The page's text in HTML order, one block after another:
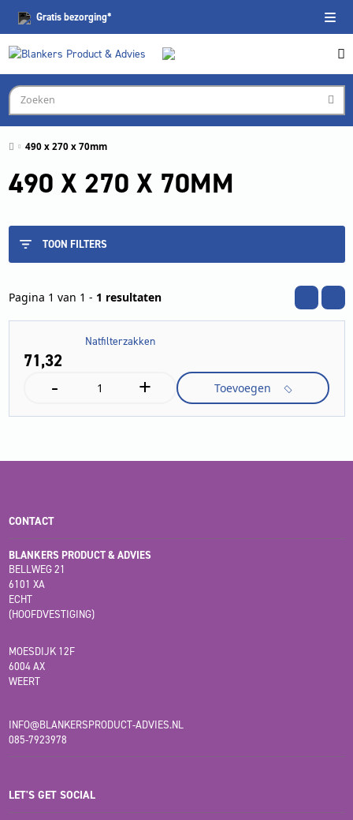
Gratisbezorging*
490 x 270 x 70mm
490 X 270 X 70MM
TOON FILTERS
Pagina 1 van 1 - 1 resultaten
71,32
Natfilterzakken
-
Natfilterzakken
+ Toevoegen
CONTACT
BLANKERS PRODUCT & ADVIES
BELLWEG 21
6101 XA
ECHT
(HOOFDVESTIGING)
MOESDIJK 12F
6004 AX
WEERT
INFO@BLANKERSPRODUCT-ADVIES.NL
085-7923978
LET'S GET SOCIAL